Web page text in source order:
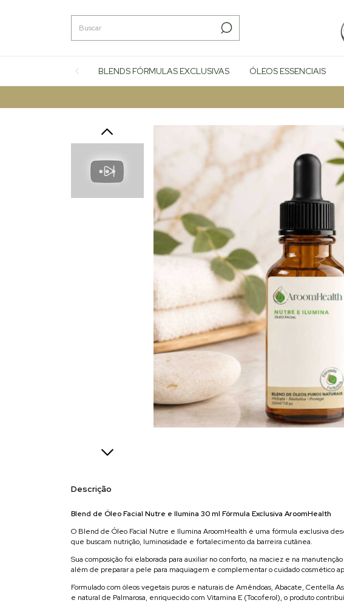
BLENDS FÓRMULAS EXCLUSIVAS ÓLEOS ESSENCIAIS
Descrição
Blend de Óleo Facial Nutre e Ilumina 30 ml Fórmula Exclusiva AroomHealth
O Blend de Óleo Facial Nutre e Ilumina AroomHealth é uma fórmula exclusiva
que buscam nutrição, luminosidade e fortalecimento da barreira cutânea.
Sua composição foi elaborada para auxiliar no conforto, na maciez e na
além de preparar a pele para maquiagem e complementar o cuidado cosmético
Formulado com óleos vegetais puros e naturais de Amêndoas, Abacate, Centella
e natural de Palmarosa, enriquecido com Vitamina E (Tocoferol), o produto